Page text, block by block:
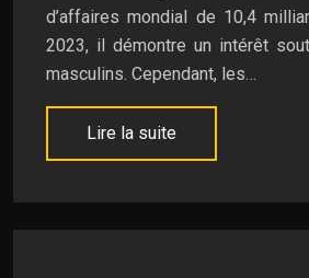
d’affaires mondial de 10,4
2023, il démontre un intérêt
masculins. Cependant, les…
Lire la suite